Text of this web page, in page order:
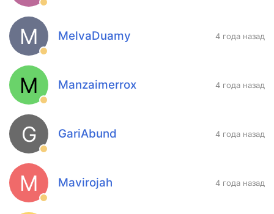
M MelvaDuamy 4 года назад
M Manzaimerrox 4 года назад
G GariAbund 4 года назад
M Mavirojah 4 года назад